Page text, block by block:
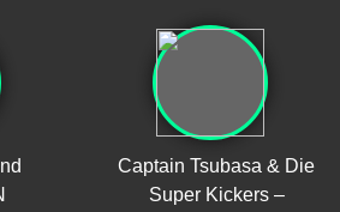
Captain Tsubasa & Die
Super Kickers –